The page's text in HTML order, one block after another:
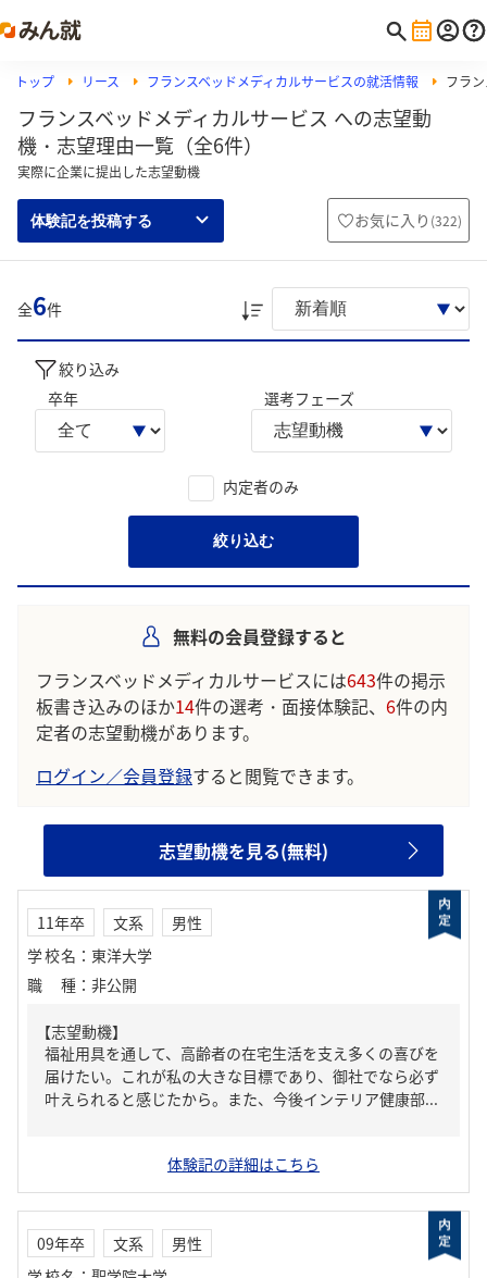
トップ リース フランスベッドメディカルサービスの就活情報 フラ
フランスベッドメディカルサービス への志望動
機・志望理由一覧（全6件）
実際に企業に提出した志望動機
体験記を投稿する お気に入り (322)
全6件
絞り込み
卒年
選考フェーズ
内定者のみ
絞り込む
無料の会員登録すると
フランスベッドメディカルサービスには643件の掲示
板書き込みのほか14件の選考・面接体験記、 6件の内
定者の志望動機があります。
ログイン／会員登録すると閲覧できます。
志望動機を見る(無料)
11年卒 文系
男性
学校名 ： 東洋大学
職種 ： 非公開
【志望動機】
福祉用具を通して、高齢者の在宅生活を支え多くの喜びを
届けたい。これが私の大きな目標であり、御社でなら必ず
叶えられると感じたから。また、今後インテリア健康部...
体験記の詳細はこちら
09年卒 文系
男性